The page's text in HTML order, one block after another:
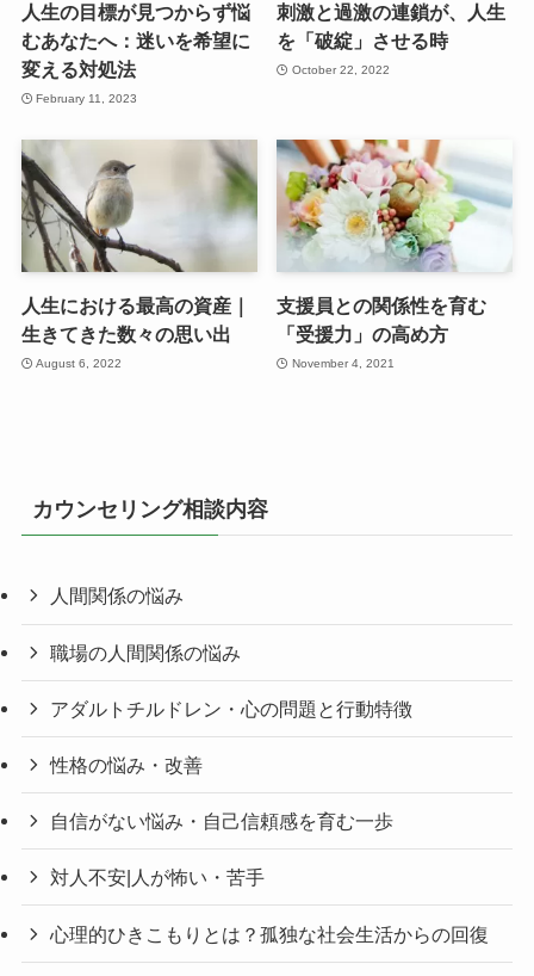
人生の目標が見つからず悩
むあなたへ：迷いを希望に
変える対処法
February 11, 2023
刺激と過激の連鎖が、人生
を「破綻」させる時
October 22, 2022
人生における最高の資産｜
生きてきた数々の思い出
August 6, 2022
支援員との関係性を育む
「受援力」の高め方
November 4, 2021
カウンセリング相談内容
人間関係の悩み
職場の人間関係の悩み
アダルトチルドレン・心の問題と行動特徴
性格の悩み・改善
自信がない悩み・自己信頼感を育む一歩
対人不安|人が怖い・苦手
心理的ひきこもりとは？孤独な社会生活からの回復